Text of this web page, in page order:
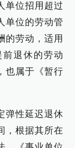
单位招用超过
单位的劳动管
的劳动，适用
前退休的劳动
也属于《暂行
弹性延迟退休
，根据其所在